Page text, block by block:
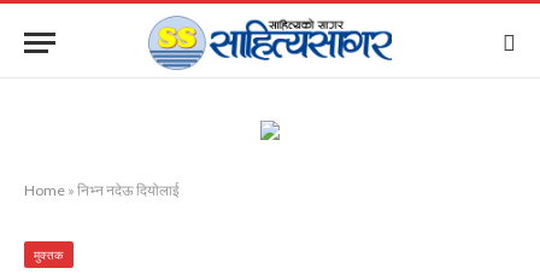
Home » निभ्न नदेऊ दियोलाई
मुक्तक